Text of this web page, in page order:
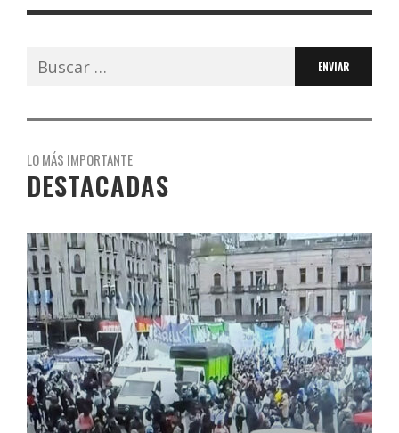
Buscar:
LO MÁS IMPORTANTE
DESTACADAS